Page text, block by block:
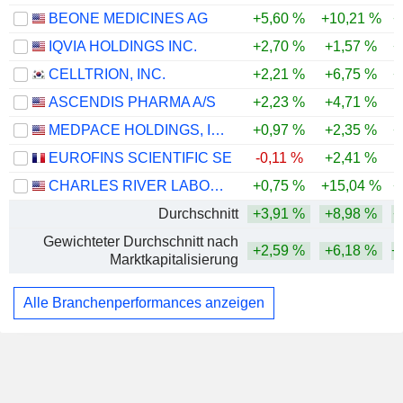
BEONE MEDICINES AG
+5,60 % +10,21 %
IQVIA HOLDINGS INC.
+2,70 % +1,57 %
CELLTRION, INC.
+2,21 % +6,75 %
ASCENDIS PHARMA A/S
+2,23 %
+4,71 %
MEDPACE HOLDINGS, INC.
+0,97 % +2,35 %
EUROFINS SCIENTIFIC SE
-0,11 % +2,41 %
CHARLES RIVER LABORATORIES INTERNATIONAL, INC.
+0,75 % +15,04 %
Durchschnitt
+3,91 % +8,98 %
Gewichteter Durchschnitt nach
Marktkapitalisierung
+2,59 % +6,18 %
Alle Branchenperformances anzeigen